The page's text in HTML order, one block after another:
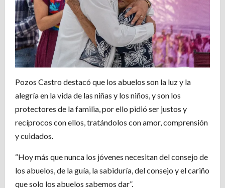
Pozos Castro destacó que los abuelos son la luz y la
alegría en la vida de las niñas y los niños, y son los
protectores de la familia, por ello pidió ser justos y
recíprocos con ellos, tratándolos con amor, comprensión
y cuidados.
“Hoy más que nunca los jóvenes necesitan del consejo de
los abuelos, de la guía, la sabiduría, del consejo y el cariño
que solo los abuelos sabemos dar”.